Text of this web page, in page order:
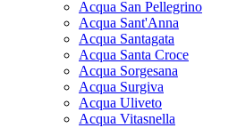
Acqua San Pellegrino
Acqua Sant'Anna
Acqua Santagata
Acqua Santa Croce
Acqua Sorgesana
Acqua Surgiva
Acqua Uliveto
Acqua Vitasnella